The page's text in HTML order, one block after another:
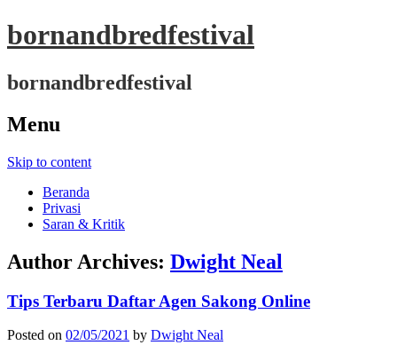
bornandbredfestival
bornandbredfestival
Menu
Skip to content
Beranda
Privasi
Saran & Kritik
Author Archives: Dwight Neal
Tips Terbaru Daftar Agen Sakong Online
Posted on 02/05/2021 by Dwight Neal